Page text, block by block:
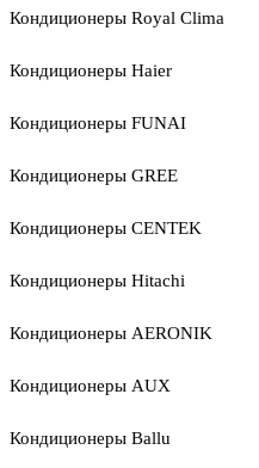
Кондиционеры Royal Clima
Кондиционеры Haier
Кондиционеры FUNAI
Кондиционеры GREE
Кондиционеры CENTEK
Кондиционеры Hitachi
Кондиционеры AERONIK
Кондиционеры AUX
Кондиционеры Ballu